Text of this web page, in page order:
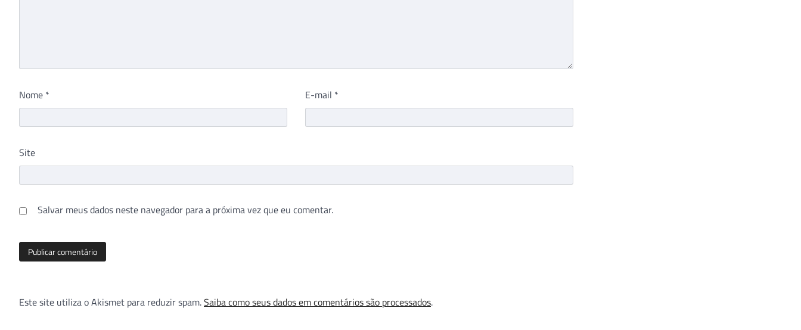
Nome * E-mail *
Site
Salvar meus dados neste navegador para a próxima vez que eu comentar.
Este site utiliza o Akismet para reduzir spam.Saiba como seus dados em comentários são processados.